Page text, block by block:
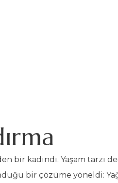
bir kadındı. Yaşam
bir çözüme yöneldi: